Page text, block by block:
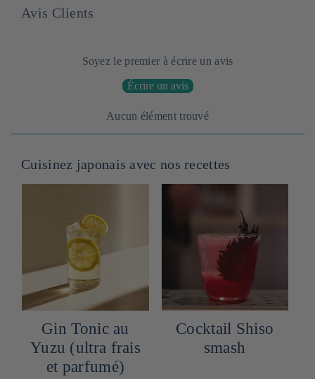
Avis Clients
Soyez le premier à écrire un avis
Écrire un avis
Aucun élément trouvé
Cuisinez japonais avec nos recettes
Gin Tonic au
Yuzu (ultra frais
et parfumé)
Cocktail Shiso
smash